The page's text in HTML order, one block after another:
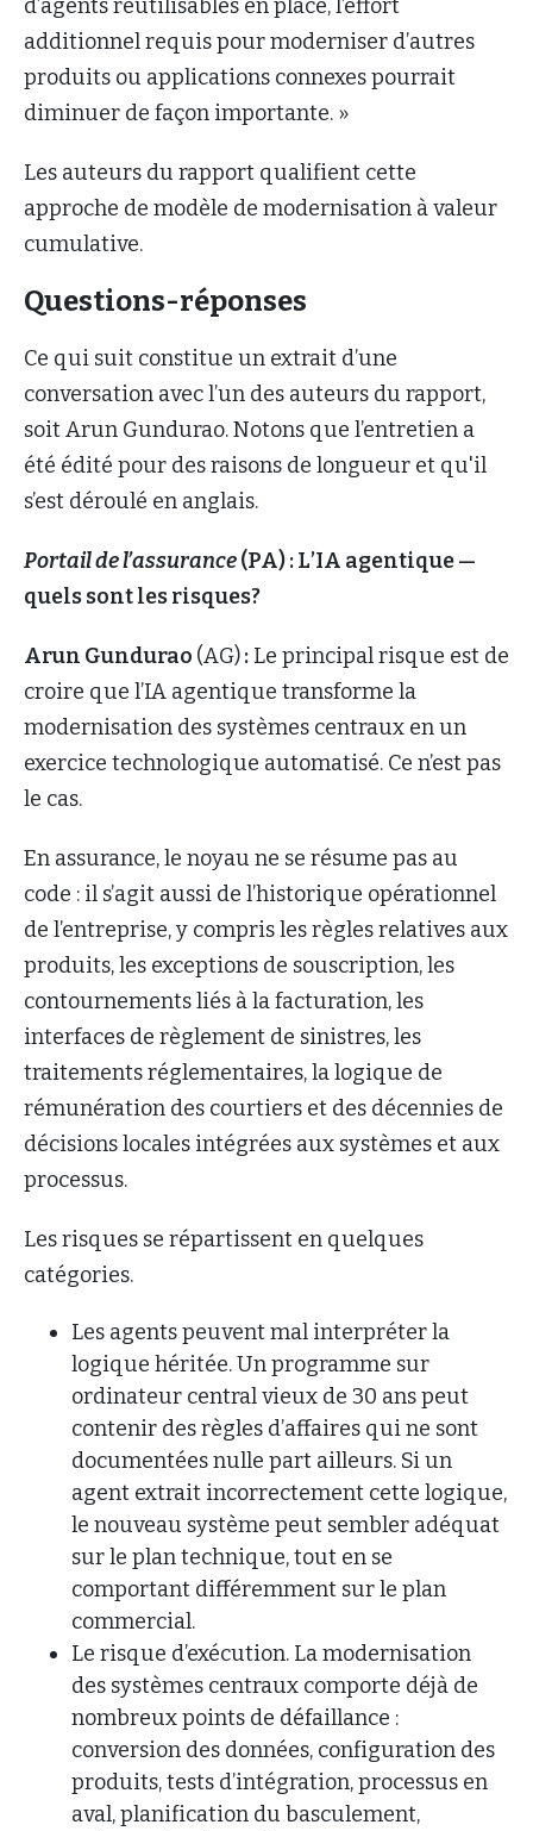
d’agents réutilisables en place, l’effort
additionnel requis pour moderniser d’autres
produits ou applications connexes pourrait
diminuer de façon importante. »
Les auteurs du rapport qualifient cette
approche de modèle de modernisation à valeur
cumulative.
Questions-réponses
Ce qui suit constitue un extrait d’une
conversation avec l’un des auteurs du rapport,
soit Arun Gundurao. Notons que l’entretien a
été édité pour des raisons de longueur et qu'il
s’est déroulé en anglais.
Portail de l’assurance(PA) : L’IA agentique —
quels sont les risques?
Arun Gundurao (AG): Le principal risque est de
croire que l’IA agentique transforme la
modernisation des systèmes centraux en un
exercice technologique automatisé. Ce n’est pas
le cas.
En assurance, le noyau ne se résume pas au
code : il s’agit aussi de l’historique opérationnel
de l’entreprise, y compris les règles relatives aux
produits, les exceptions de souscription, les
contournements liés à la facturation, les
interfaces de règlement de sinistres, les
traitements réglementaires, la logique de
rémunération des courtiers et des décennies de
décisions locales intégrées aux systèmes et aux
processus.
Les risques se répartissent en quelques
catégories.
Les agents peuvent mal interpréter la
logique héritée. Un programme sur
ordinateur central vieux de 30 ans peut
contenir des règles d’affaires qui ne sont
documentées nulle part ailleurs. Si un
agent extrait incorrectement cette logique,
le nouveau système peut sembler adéquat
sur le plan technique, tout en se
comportant différemment sur le plan
commercial.
Le risque d’exécution. La modernisation
des systèmes centraux comporte déjà de
nombreux points de défaillance :
conversion des données, configuration des
produits, tests d’intégration, processus en
aval, planification du basculement,